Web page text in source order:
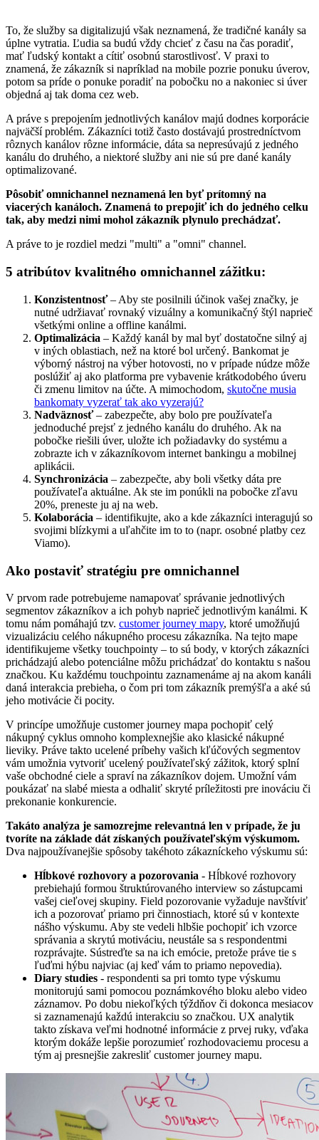
To, že služby sa digitalizujú však neznamená, že tradičné kanály sa
úplne vytratia. Ľudia sa budú vždy chcieť z času na čas poradiť,
mať ľudský kontakt a cítiť osobnú starostlivosť. V praxi to
znamená, že zákazník si napríklad na mobile pozrie ponuku úverov,
potom sa príde o ponuke poradiť na pobočku no a nakoniec si úver
objedná aj tak doma cez web.
A práve s prepojením jednotlivých kanálov majú dodnes korporácie
najväčší problém. Zákazníci totiž často dostávajú prostredníctvom
rôznych kanálov rôzne informácie, dáta sa nepresúvajú z jedného
kanálu do druhého, a niektoré služby ani nie sú pre dané kanály
optimalizované.
Pôsobiť omnichannel neznamená len byť prítomný na
viacerých kanáloch. Znamená to prepojiť ich do jedného celku
tak, aby medzi nimi mohol zákazník plynulo prechádzať.
A práve to je rozdiel medzi "multi" a "omni" channel.
5 atribútov kvalitného omnichannel zážitku:
Konzistentnosť– Aby ste posilnili účinok vašej značky, je
nutné udržiavať rovnaký vizuálny a komunikačný štýl naprieč
všetkými online a offline kanálmi.
Optimalizácia – Každý kanál by mal byť dostatočne silný aj
v iných oblastiach, než na ktoré bol určený. Bankomat je
výborný nástroj na výber hotovosti, no v prípade núdze môže
poslúžiť aj ako platforma pre vybavenie krátkodobého úveru
či zmenu limitov na účte. A mimochodom, skutočne musia
bankomaty vyzerať tak ako vyzerajú?
Nadväznosť– zabezpečte, aby bolo pre používateľa
jednoduché prejsť z jedného kanálu do druhého. Ak na
pobočke riešili úver, uložte ich požiadavky do systému a
zobrazte ich v zákazníkovom internet bankingu a mobilnej
aplikácii.
Synchronizácia – zabezpečte, aby boli všetky dáta pre
používateľa aktuálne. Ak ste im ponúkli na pobočke zľavu
20%, preneste ju aj na web.
Kolaborácia – identifikujte, ako a kde zákazníci interagujú so
svojimi blízkymi a uľahčite im to to (napr. osobné platby cez
Viamo).
Ako postaviť stratégiu pre omnichannel
V prvom rade potrebujeme namapovať správanie jednotlivých
segmentov zákazníkov a ich pohyb naprieč jednotlivým kanálmi. K
tomu nám pomáhajú tzv. customer journey mapy, ktoré umožňujú
vizualizáciu celého nákupného procesu zákazníka. Na tejto mape
identifikujeme všetky touchpointy – to sú body, v ktorých zákazníci
prichádzajú alebo potenciálne môžu prichádzať do kontaktu s našou
značkou. Ku každému touchpointu zaznamenáme aj na akom kanáli
daná interakcia prebieha, o čom pri tom zákazník premýšľa a aké sú
jeho motivácie či pocity.
V princípe umožňuje customer journey mapa pochopiť celý
nákupný cyklus omnoho komplexnejšie ako klasické nákupné
lieviky. Práve takto ucelené príbehy vašich kľúčových segmentov
vám umožnia vytvoriť ucelený používateľský zážitok, ktorý splní
vaše obchodné ciele a spraví na zákazníkov dojem. Umožní vám
poukázať na slabé miesta a odhaliť skryté príležitosti pre inováciu či
prekonanie konkurencie.
Takáto analýza je samozrejme relevantná len v prípade, že ju
tvoríte na základe dát získaných používateľským výskumom.
Dva najpoužívanejšie spôsoby takéhoto zákazníckeho výskumu sú:
Hĺbkové rozhovory a pozorovania - Hĺbkové rozhovory
prebiehajú formou štruktúrovaného interview so zástupcami
vašej cieľovej skupiny. Field pozorovanie vyžaduje navštíviť
ich a pozorovať priamo pri činnostiach, ktoré sú v kontexte
nášho výskumu. Aby ste vedeli hlbšie pochopiť ich vzorce
správania a skrytú motiváciu, neustále sa s respondentmi
rozprávajte. Sústreďte sa na ich emócie, pretože práve tie s
ľuďmi hýbu najviac (aj keď vám to priamo nepovedia).
Diary studies - respondenti sa pri tomto type výskumu
monitorujú sami pomocou poznámkového bloku alebo video
záznamov. Po dobu niekoľkých týždňov či dokonca mesiacov
si zaznamenajú každú interakciu so značkou. UX analytik
takto získava veľmi hodnotné informácie z prvej ruky, vďaka
ktorým dokáže lepšie porozumieť rozhodovaciemu procesu a
tým aj presnejšie zakresliť customer journey mapu.